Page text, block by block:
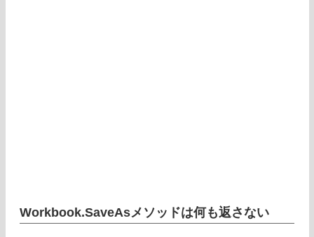
Workbook.SaveAsメソッドは何も返さない